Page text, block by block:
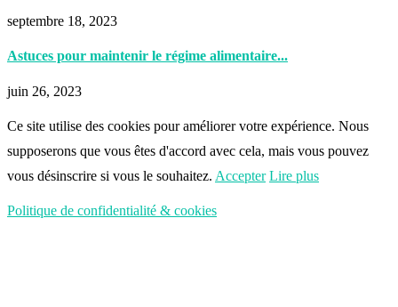
septembre 18, 2023
Astuces pour maintenir le régime alimentaire...
juin 26, 2023
Ce site utilise des cookies pour améliorer votre expérience. Nous
supposerons que vous êtes d'accord avec cela, mais vous pouvez
vous désinscrire si vous le souhaitez. Accepter Lire plus
Politique de confidentialité & cookies